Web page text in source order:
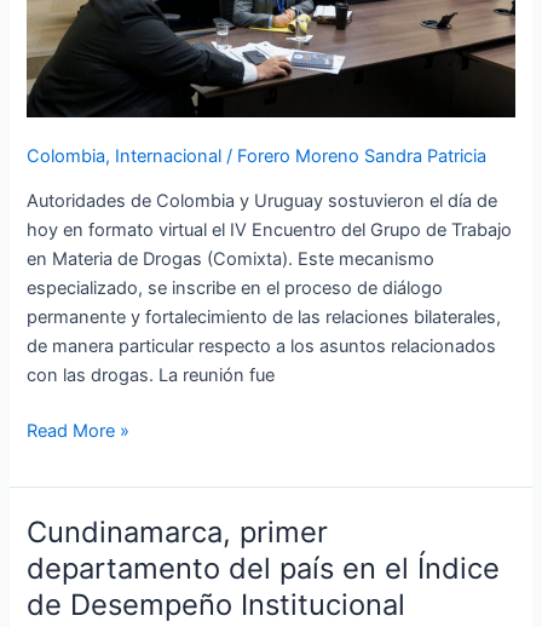
Colombia, Internacional / Forero Moreno Sandra Patricia
Autoridades de Colombia y Uruguay sostuvieron el día de
hoy en formato virtual el IV Encuentro del Grupo de Trabajo
en Materia de Drogas (Comixta). Este mecanismo
especializado, se inscribe en el proceso de diálogo
permanente y fortalecimiento de las relaciones bilaterales,
de manera particular respecto a los asuntos relacionados
con las drogas. La reunión fue
de
Trabajo
en
Materia
Drogas
Read More »
Cundinamarca, primer
departamento del país en el Índice
de Desempeño Institucional
Cundinamarca,
primer
departamento
del